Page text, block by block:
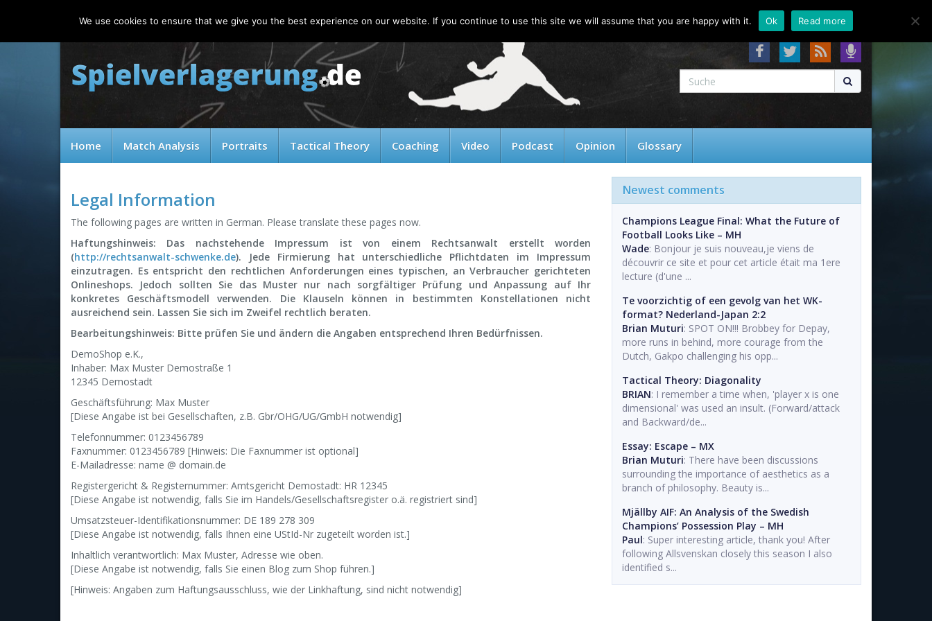
About Contact FAQ
Home Match Analysis Portraits Tactical Theory Coaching Video Podcast Opinion Glossary
Legal Information
The following pages are written in German. Please translate these pages now.
Haftungshinweis: Das nachstehende Impressum ist von einem Rechtsanwalt erstellt worden
(http://rechtsanwalt-schwenke.de). Jede Firmierung hat unterschiedliche Pflichtdaten im Impressum
einzutragen. Es entspricht den rechtlichen Anforderungen eines typischen, an Verbraucher gerichteten
Onlineshops. Jedoch sollten Sie das Muster nur nach sorgfältiger Prüfung und Anpassung auf Ihr
konkretes Geschäftsmodell verwenden. Die Klauseln können in bestimmten Konstellationen nicht
ausreichend sein. Lassen Sie sich im Zweifel rechtlich beraten.
Bearbeitungshinweis: Bitte prüfen Sie und ändern die Angaben entsprechend Ihren Bedürfnissen.
DemoShop e.K.,
Inhaber: Max Muster Demostraße 1
12345 Demostadt
Geschäftsführung: Max Muster
[Diese Angabe ist bei Gesellschaften, z.B. Gbr/OHG/UG/GmbH notwendig]
Telefonnummer: 0123456789
Faxnummer: 0123456789 [Hinweis: Die Faxnummer ist optional]
E-Mailadresse: name @ domain.de
Registergericht & Registernummer: Amtsgericht Demostadt: HR 12345
[Diese Angabe ist notwendig, falls Sie im Handels/Gesellschaftsregister o.ä. registriert sind]
Umsatzsteuer-Identifikationsnummer: DE 189 278 309
[Diese Angabe ist notwendig, falls Ihnen eine UStId-Nr zugeteilt worden ist.]
Inhaltlich verantwortlich: Max Muster, Adresse wie oben.
[Diese Angabe ist notwendig, falls Sie einen Blog zum Shop führen.]
[Hinweis: Angaben zum Haftungsausschluss, wie der Linkhaftung, sind nicht notwendig]
Newest comments
Champions League Final: What the Future of
Football Looks Like – MH
Wade: Bonjour je suis nouveau,je viens de
découvrir ce site et pour cet article était ma 1ere
lecture (d'une ...
Te voorzichtig of een gevolg van het WK-
format? Nederland-Japan 2:2
Brian Muturi: SPOT ON!!! Brobbey for Depay,
more runs in behind, more courage from the
Dutch, Gakpo challenging his opp...
Tactical Theory: Diagonality
BRIAN: I remember a time when, 'player x is one
dimensional' was used an insult. (Forward/attack
and Backward/de...
Essay: Escape – MX
Brian Muturi: There have been discussions
surrounding the importance of aesthetics as a
branch of philosophy. Beauty is...
Mjällby AIF: An Analysis of the Swedish
Champions’ Possession Play – MH
Paul: Super interesting article, thank you! After
following Allsvenskan closely this season I also
identified s...
We use cookies to ensure that we give you the best experience on our website. If you continue to use this site we will assume that you are happy with it. Ok Read more